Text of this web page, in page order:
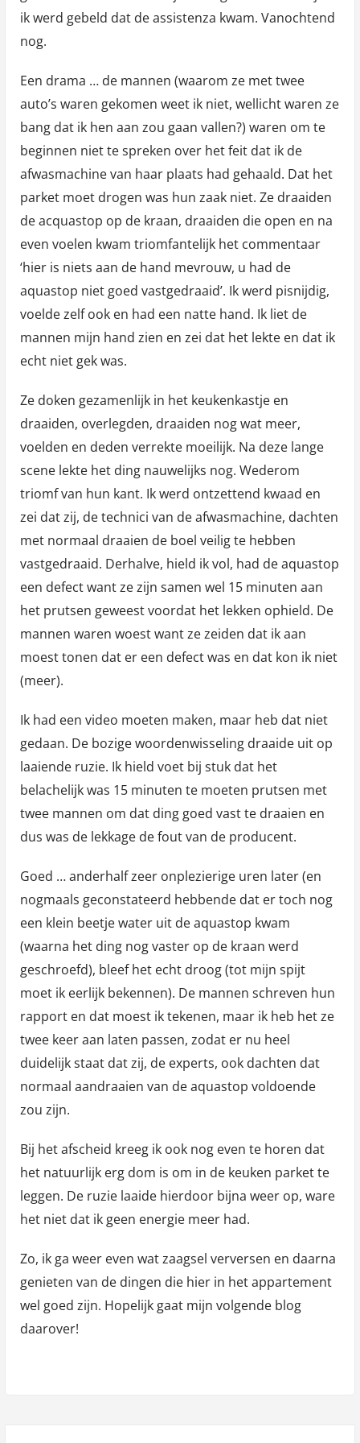
ik werd gebeld dat de assistenza kwam. Vanochtend
nog.
Een drama … de mannen (waarom ze met twee
auto’s waren gekomen weet ik niet, wellicht waren ze
bang dat ik hen aan zou gaan vallen?) waren om te
beginnen niet te spreken over het feit dat ik de
afwasmachine van haar plaats had gehaald. Dat het
parket moet drogen was hun zaak niet. Ze draaiden
de acquastop op de kraan, draaiden die open en na
even voelen kwam triomfantelijk het commentaar
‘hier is niets aan de hand mevrouw, u had de
aquastop niet goed vastgedraaid’. Ik werd pisnijdig,
voelde zelf ook en had een natte hand. Ik liet de
mannen mijn hand zien en zei dat het lekte en dat ik
echt niet gek was.
Ze doken gezamenlijk in het keukenkastje en
draaiden, overlegden, draaiden nog wat meer,
voelden en deden verrekte moeilijk. Na deze lange
scene lekte het ding nauwelijks nog. Wederom
triomf van hun kant. Ik werd ontzettend kwaad en
zei dat zij, de technici van de afwasmachine, dachten
met normaal draaien de boel veilig te hebben
vastgedraaid. Derhalve, hield ik vol, had de aquastop
een defect want ze zijn samen wel 15 minuten aan
het prutsen geweest voordat het lekken ophield. De
mannen waren woest want ze zeiden dat ik aan
moest tonen dat er een defect was en dat kon ik niet
(meer).
Ik had een video moeten maken, maar heb dat niet
gedaan. De bozige woordenwisseling draaide uit op
laaiende ruzie. Ik hield voet bij stuk dat het
belachelijk was 15 minuten te moeten prutsen met
twee mannen om dat ding goed vast te draaien en
dus was de lekkage de fout van de producent.
Goed … anderhalf zeer onplezierige uren later (en
nogmaals geconstateerd hebbende dat er toch nog
een klein beetje water uit de aquastop kwam
(waarna het ding nog vaster op de kraan werd
geschroefd), bleef het echt droog (tot mijn spijt
moet ik eerlijk bekennen). De mannen schreven hun
rapport en dat moest ik tekenen, maar ik heb het ze
twee keer aan laten passen, zodat er nu heel
duidelijk staat dat zij, de experts, ook dachten dat
normaal aandraaien van de aquastop voldoende
zou zijn.
Bij het afscheid kreeg ik ook nog even te horen dat
het natuurlijk erg dom is om in de keuken parket te
leggen. De ruzie laaide hierdoor bijna weer op, ware
het niet dat ik geen energie meer had.
Zo, ik ga weer even wat zaagsel verversen en daarna
genieten van de dingen die hier in het appartement
wel goed zijn. Hopelijk gaat mijn volgende blog
daarover!